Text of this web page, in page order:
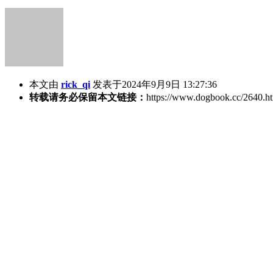
本文由 rick_qi 发表于2024年9月9日 13:27:36
转载请务必保留本文链接： https://www.dogbook.cc/